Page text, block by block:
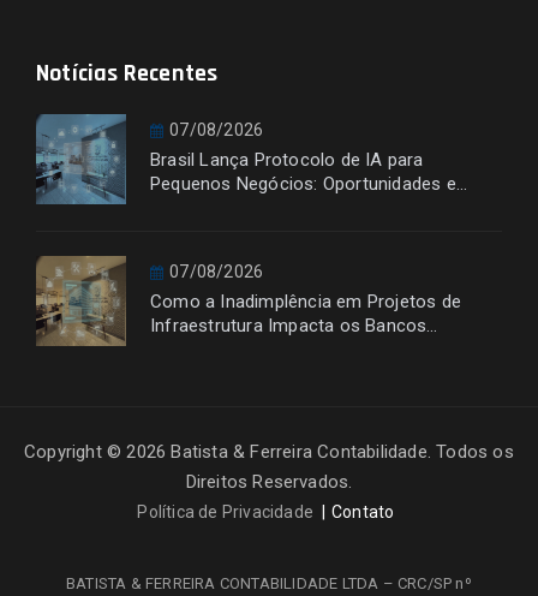
Notícias Recentes
07/08/2026
Brasil Lança Protocolo de IA para
Pequenos Negócios: Oportunidades e
07/08/2026
Como a Inadimplência em Projetos de
Infraestrutura Impacta os Bancos
Copyright © 2026 Batista & Ferreira Contabilidade. Todos os
Direitos Reservados.
Política de Privacidade Contato
BATISTA & FERREIRA CONTABILIDADE LTDA – CRC/SP nº